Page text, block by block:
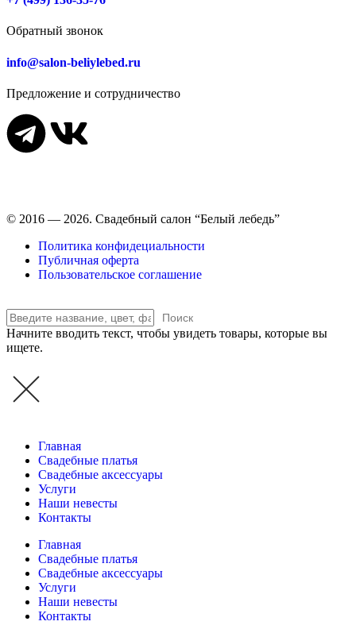
Обратный звонок
info@salon-beliylebed.ru
Предложение и сотрудничество
© 2016 — 2026. Свадебный салон “Белый лебедь”
Политика конфидециальности
Публичная оферта
Пользовательское соглашение
Поиск
Начните вводить текст, чтобы увидеть товары, которые вы
ищете.
Главная
Свадебные платья
Свадебные аксессуары
Услуги
Наши невесты
Контакты
Главная
Свадебные платья
Свадебные аксессуары
Услуги
Наши невесты
Контакты